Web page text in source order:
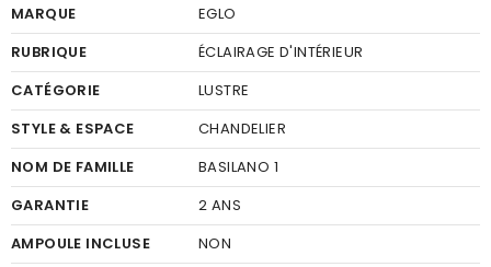
MARQUE
EGLO
RUBRIQUE
ÉCLAIRAGE D'INTÉRIEUR
CATÉGORIE
LUSTRE
STYLE & ESPACE
CHANDELIER
NOM DE FAMILLE
BASILANO 1
GARANTIE
2 ANS
AMPOULE INCLUSE
NON